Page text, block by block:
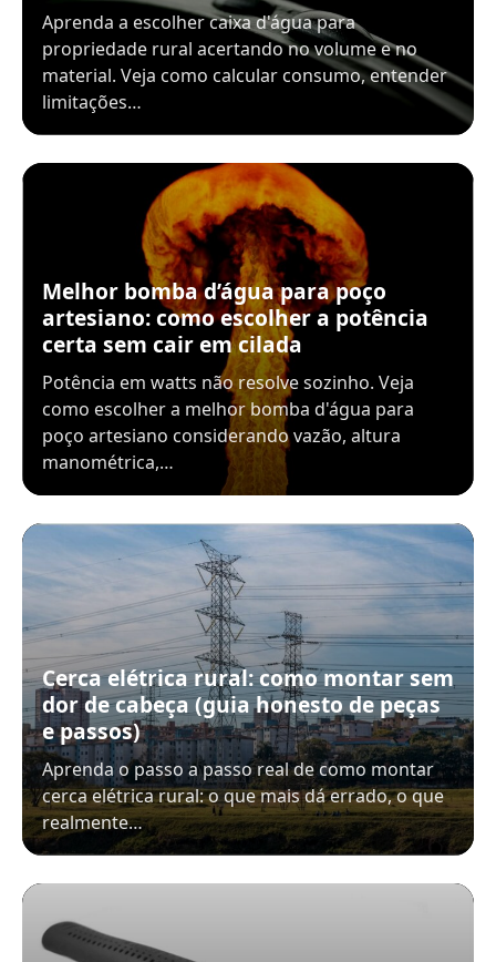
Aprenda a escolher caixa d'água para
propriedade rural acertando no volume e no
material. Veja como calcular consumo, entender
limitações…
Melhor bomba d’água para poço
artesiano: como escolher a potência
certa sem cair em cilada
Potência em watts não resolve sozinho. Veja
como escolher a melhor bomba d'água para
poço artesiano considerando vazão, altura
manométrica,…
Cerca elétrica rural: como montar sem
dor de cabeça (guia honesto de peças
e passos)
Aprenda o passo a passo real de como montar
cerca elétrica rural: o que mais dá errado, o que
realmente…